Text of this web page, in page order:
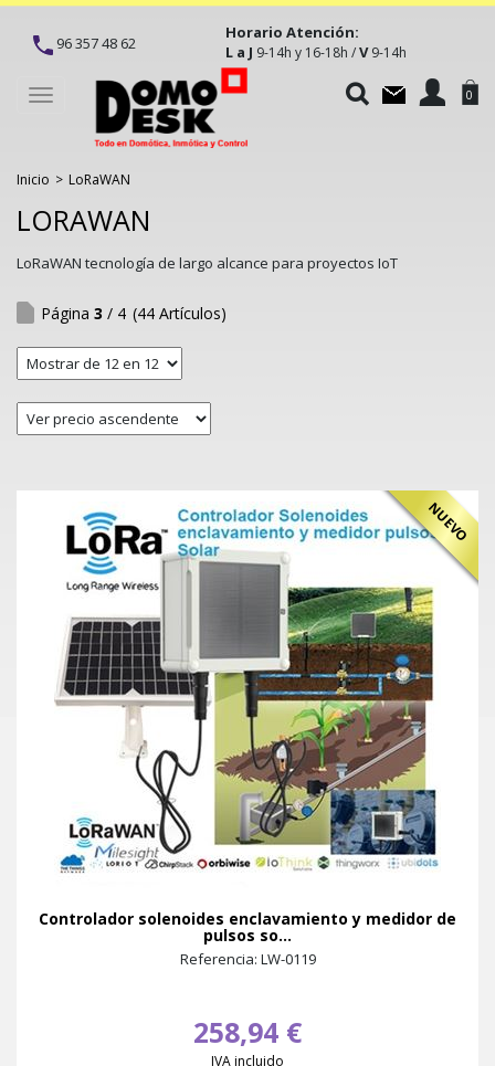
96 357 48 62
Horario Atención:
L a J 9-14h y 16-18h /V9-14h
Toggle
navigation
0
Inicio > LoRaWAN
LORAWAN
LoRaWAN tecnología de largo alcance para proyectos IoT
Página 3 / 4 (44 Artículos)
NUEVO
Controlador solenoides enclavamiento y medidor de
pulsos so...
Referencia: LW-0119
258,94 €
IVA incluido